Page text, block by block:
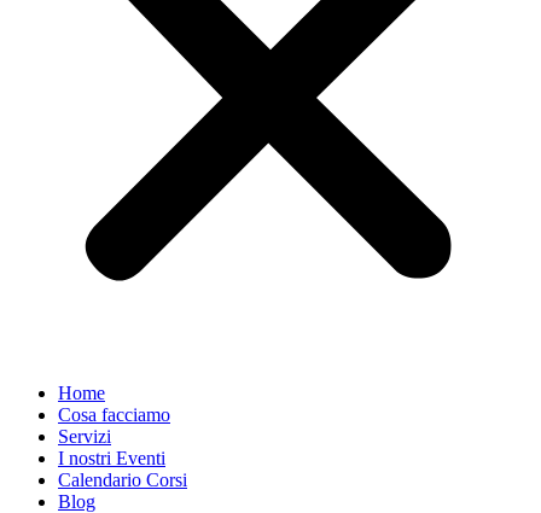
Home
Cosa facciamo
Servizi
I nostri Eventi
Calendario Corsi
Blog